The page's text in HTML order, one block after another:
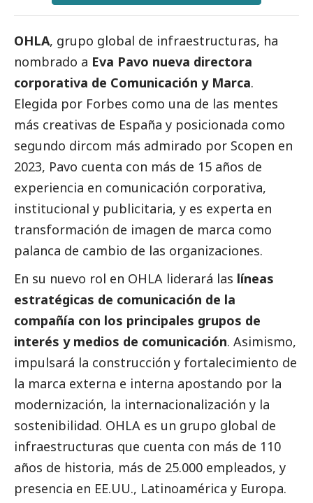
OHLA, grupo global de infraestructuras, ha
nombrado a Eva Pavo nueva directora
corporativa de Comunicación y Marca.
Elegida por Forbes como una de las mentes
más creativas de España y posicionada como
segundo dircom más admirado por Scopen en
2023, Pavo cuenta con más de 15 años de
experiencia en comunicación corporativa,
institucional y publicitaria, y es experta en
transformación de imagen de marca como
palanca de cambio de las organizaciones.
En su nuevo rol en OHLA liderará las líneas
estratégicas de comunicación de la
compañía con los principales grupos de
interés y medios de comunicación. Asimismo,
impulsará la construcción y fortalecimiento de
la marca externa e interna apostando por la
modernización, la internacionalización y la
sostenibilidad. OHLA es un grupo global de
infraestructuras que cuenta con más de 110
años de historia, más de 25.000 empleados, y
presencia en EE.UU., Latinoamérica y Europa.